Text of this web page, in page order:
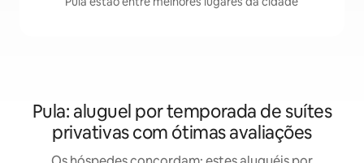
Pula: aluguel por temporada de suítes
privativas com ótimas avaliações